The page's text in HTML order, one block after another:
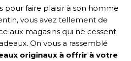
pour faire plaisir à son homme
vous avez tellement de
aux magasins qui ne cessent
On vous a rassemblé
originaux à offrir à votre